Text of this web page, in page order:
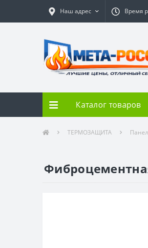
Наш адрес Время
Каталог товаров
ТЕРМОЗАЩИТА